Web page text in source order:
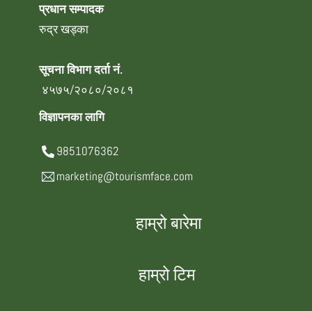
प्रधान सम्पादक
रुद्र खड्का
सूचना विभाग दर्ता नं.
४५७५/२०८०/२०८१
विज्ञापनका लागि
9851076362
marketing@tourismface.com
हाम्रो बारेमा
हाम्रो टिम